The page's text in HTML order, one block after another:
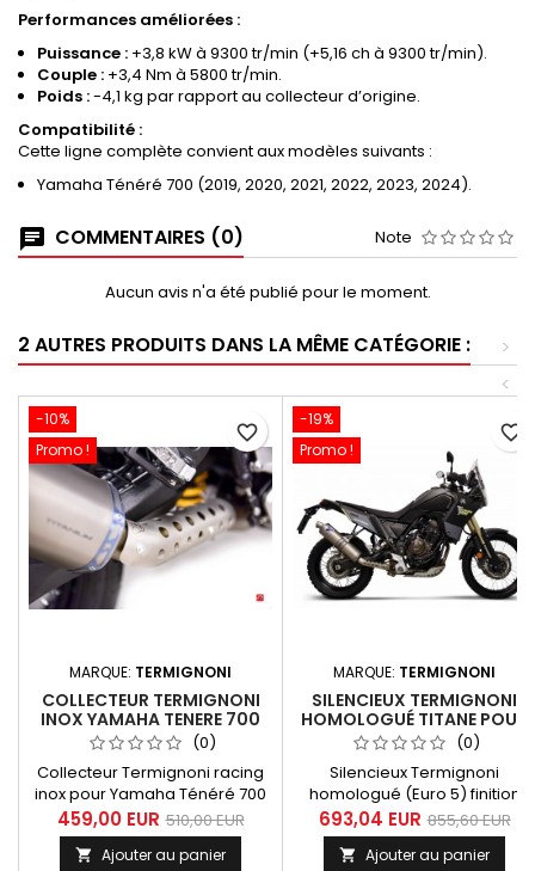
Performances améliorées :
Puissance : +3,8 kW à 9300 tr/min (+5,16 ch à 9300 tr/min).
Couple : +3,4 Nm à 5800 tr/min.
Poids :-4,1 kg par rapport au collecteur d’origine.
Compatibilité :
Cette ligne complète convient aux modèles suivants :
Yamaha Ténéré 700 (2019, 2020, 2021, 2022, 2023, 2024).
COMMENTAIRES (0) Note
Aucun avis n'a été publié pour le moment.
2 AUTRES PRODUITS DANS LA MÊME CATÉGORIE :
>
<
-10%
Promo !
MARQUE: TERMIGNONI
COLLECTEUR TERMIGNONI
INOX YAMAHA TENERE 700
2019-2024(0)
Collecteur Termignoni racing
inox pour Yamaha Ténéré 700
2019-2024
459,00 EUR 510,00 EUR
 Ajouter au panier
favorite_border
-19%
Promo !
MARQUE: TERMIGNONI
SILENCIEUX TERMIGNONI
HOMOLOGUÉ TITANE POUR
YAMAHA TENERE 700 2019-
2024
(0)
Silencieux Termignoni
homologué (Euro 5) finition
titane pour Yamaha Ténéré
700 années 2019 à 2024.
693,04 EUR 855,60 EUR
 Ajouter au panier
favorite_border